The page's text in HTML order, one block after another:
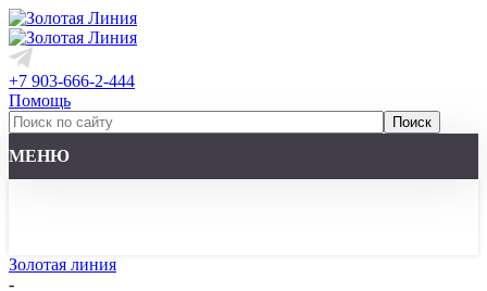
+7 903-666-2-444
Помощь
МЕНЮ
Золотая линия
-